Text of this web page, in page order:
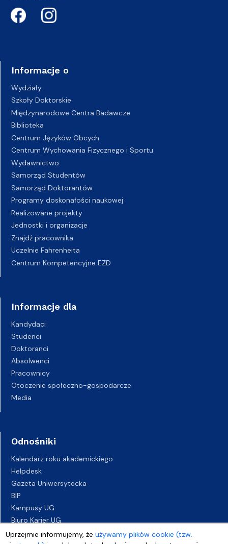
Uprzejmie informujemy, żeużywamy plików cookie (tzw.
Informacje o
Wydziały
Szkoły Doktorskie
Międzynarodowe Centra Badawcze
Biblioteka
Centrum Języków Obcych
Centrum Wychowania Fizycznego i Sportu
Wydawnictwo
Samorząd Studentów
Samorząd Doktorantów
Programy doskonałości naukowej
Realizowane projekty
Jednostki i organizacje
Znajdź pracownika
Uczelnie Fahrenheita
Centrum Kompetencyjne EZD
Informacje dla
Kandydaci
Studenci
Doktoranci
Absolwenci
Pracownicy
Otoczenie społeczno-gospodarcze
Media
Odnośniki
Kalendarz roku akademickiego
Helpdesk
Gazeta Uniwersytecka
BIP
Kampusy UG
Biuro Karier UG
Oferty pracy